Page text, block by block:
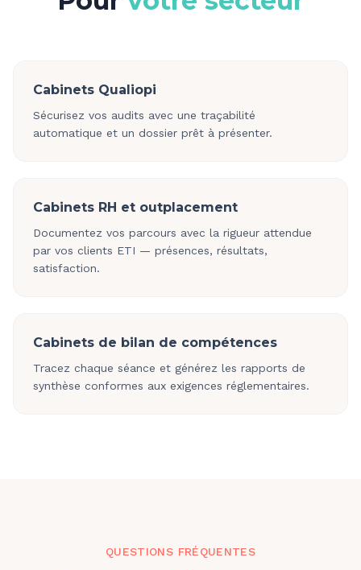
Cabinets Qualiopi
Sécurisez vos audits avec une traçabilité
automatique et un dossier prêt à présenter.
Cabinets RH et outplacement
Documentez vos parcours avec la rigueur attendue
par vos clients ETI — présences, résultats,
satisfaction.
Cabinets de bilan de compétences
Tracez chaque séance et générez les rapports de
synthèse conformes aux exigences réglementaires.
QUESTIONS FRÉQUENTES